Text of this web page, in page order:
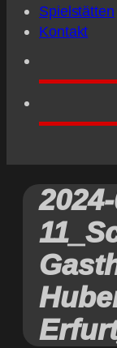
Spielstätten
Kontakt